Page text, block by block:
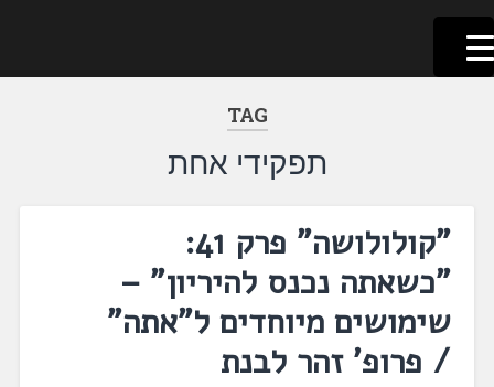
דלג
לתוכן
לשוניאדה
עברית. לשון. שפה
TAG
תפקידי אחת
"קולולושה" פרק 41:
"כשאתה נכנס להיריון" –
שימושים מיוחדים ל"אתה"
/ פרופ' זהר לבנת